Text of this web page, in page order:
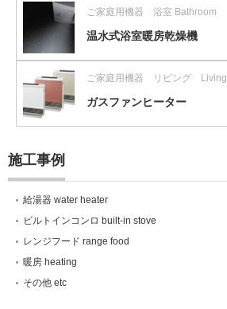
ご家庭用機器 浴室 Bathroom
温水式浴室暖房乾燥機
ご家庭用機器 リビング Living
ガスファンヒーター
施工事例
給湯器 water heater
ビルトインコンロ built-in stove
レンジフード range food
暖房 heating
その他 etc